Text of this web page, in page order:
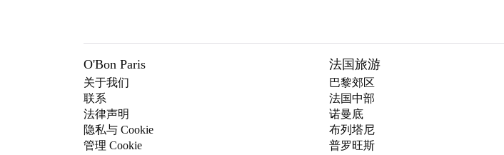
O'Bon Paris
关于我们
联系
法律声明
隐私与 Cookie
管理 Cookie
法国旅游
巴黎郊区
法国中部
诺曼底
布列塔尼
普罗旺斯